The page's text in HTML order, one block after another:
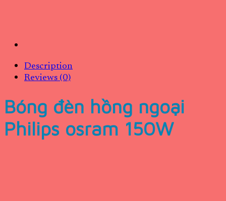
Description
Reviews (0)
Bóng đèn hồng ngoại
Philips osram 150W